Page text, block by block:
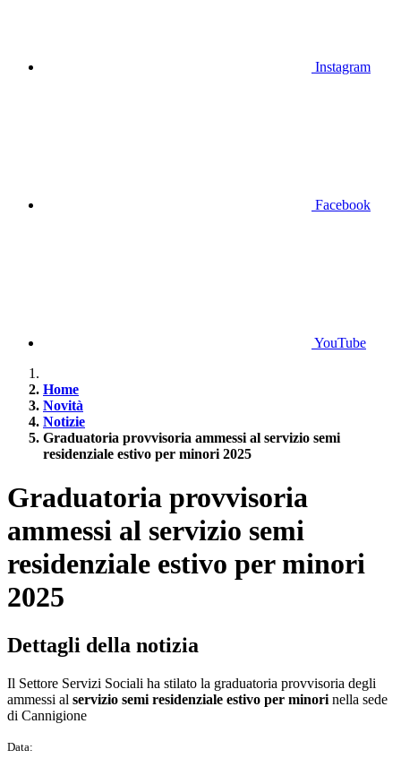
Instagram
Facebook
YouTube
Home
Novità
Notizie
Graduatoria provvisoria ammessi al servizio semi
residenziale estivo per minori 2025
Graduatoria provvisoria
ammessi al servizio semi
residenziale estivo per minori
2025
Dettagli della notizia
Il Settore Servizi Sociali ha stilato la graduatoria provvisoria degli
ammessi al servizio semi residenziale estivo per minori nella sede
di Cannigione
Data: